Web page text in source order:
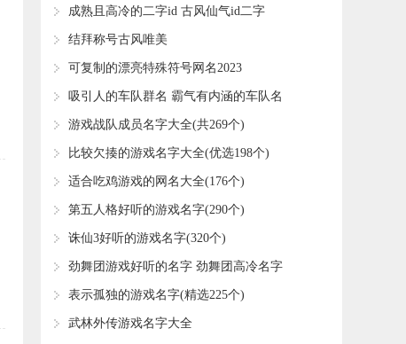
字
成熟且高冷的二字id 古风仙气id二字
结拜称号古风唯美
可复制的漂亮特殊符号网名2023
吸引人的车队群名 霸气有内涵的车队名
​游戏战队成员名字大全(共269个)
​比较欠揍的游戏名字大全(优选198个)
​适合吃鸡游戏的网名大全(176个)
​第五人格好听的游戏名字(290个)
​诛仙3好听的游戏名字(320个)
劲舞团游戏好听的名字 劲舞团高冷名字
​表示孤独的游戏名字(精选225个)
武林外传游戏名字大全